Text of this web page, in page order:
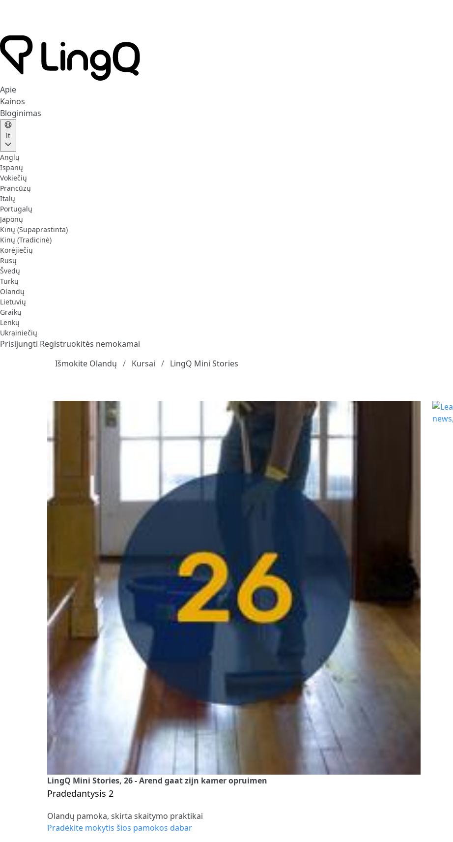
Apie
Kainos
Bloginimas
lt
Anglų
Ispanų
Vokiečių
Prancūzų
Italų
Portugalų
Japonų
Kinų (Supaprastinta)
Kinų (Tradicinė)
Korėjiečių
Rusų
Švedų
Turkų
Olandų
Lietuvių
Graikų
Lenkų
Ukrainiečių
Prisijungti Registruokitės nemokamai
Išmokite Olandų
Kursai LingQ Mini Stories
LingQ Mini Stories, 26 - Arend gaat zijn kamer opruimen
Pradedantysis 2
Olandų pamoka, skirta skaitymo praktikai
Pradėkite mokytis šios pamokos dabar